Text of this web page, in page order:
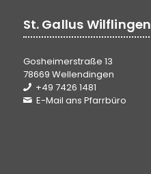
St. Gallus Wilflingen
Gosheimerstraße 13
78669 Wellendingen
+49 7426 1481
E-Mail ans Pfarrbüro